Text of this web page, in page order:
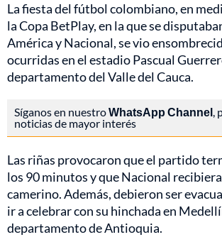
La fiesta del fútbol colombiano, en
la Copa BetPlay, en la que se
América y Nacional, se vio
ocurridas en el estadio Pascual
departamento del Valle del Cauca.
Síganos en nuestroWhatsApp Channel,
noticias de mayor interés
Las riñas provocaron que el partido
los 90 minutos y que Nacional
camerino. Además, debieron ser
ir a celebrar con su hinchada en
departamento de Antioquia.